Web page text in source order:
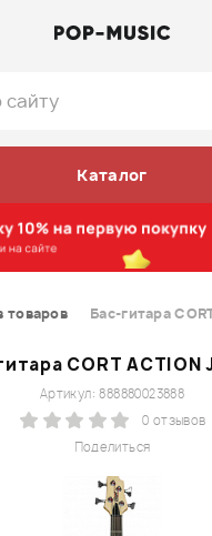
Каталог
товаров Бас-гитара
CORT ACTION
Поделиться
Артикул: 888880023888
0 отзывов